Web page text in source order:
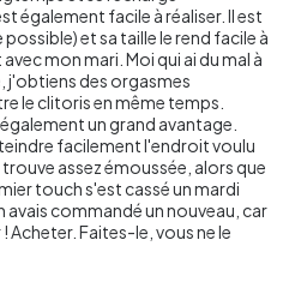
également facile à réaliser. Il est
et sa taille le rend facile à
mon mari. Moi qui ai du mal à
j'obtiens des orgasmes
le clitoris en même temps.
un grand avantage.
facilement l'endroit voulu
assez émoussée, alors que
touch s'est cassé un mardi
avais commandé un nouveau, car
Acheter. Faites-le, vous ne le